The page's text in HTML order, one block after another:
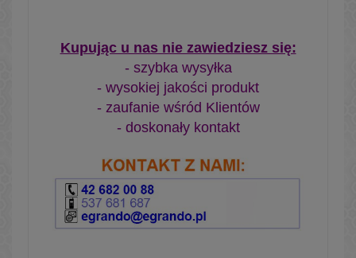
Kupując u nas nie zawiedziesz się:
- szybka wysyłka
- wysokiej jakości produkt
- zaufanie wśród Klientów
- doskonały kontakt